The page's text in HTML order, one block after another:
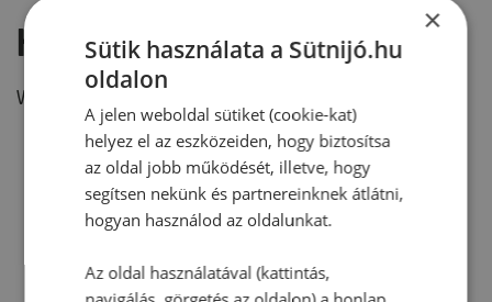
Hozzászólás írása
Vélemény írásához, kérjük,
RECEPTAJÁNLÓ
×
Sütik használata a Sütnijó.hu
oldalon
A jelen weboldal sütiket (cookie-kat)
helyez el az eszközeiden, hogy biztosítsa
az oldal jobb működését, illetve, hogy
segítsen nekünk és partnereinknek átlátni,
hogyan használod az oldalunkat.
Az oldal használatával (kattintás,